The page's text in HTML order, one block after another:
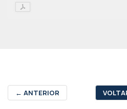
← ANTERIOR